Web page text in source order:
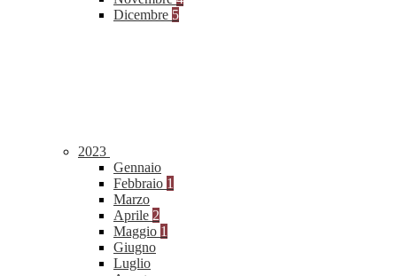
Dicembre 5
2023
Gennaio
Febbraio 1
Marzo
Aprile 2
Maggio 1
Giugno
Luglio